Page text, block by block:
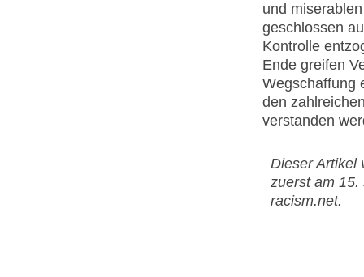
und
geschlossen
Kontrolle
Ende greifen
Wegschaffung
den
verstanden
Dieser Artikel
zuerst am
racism.net.